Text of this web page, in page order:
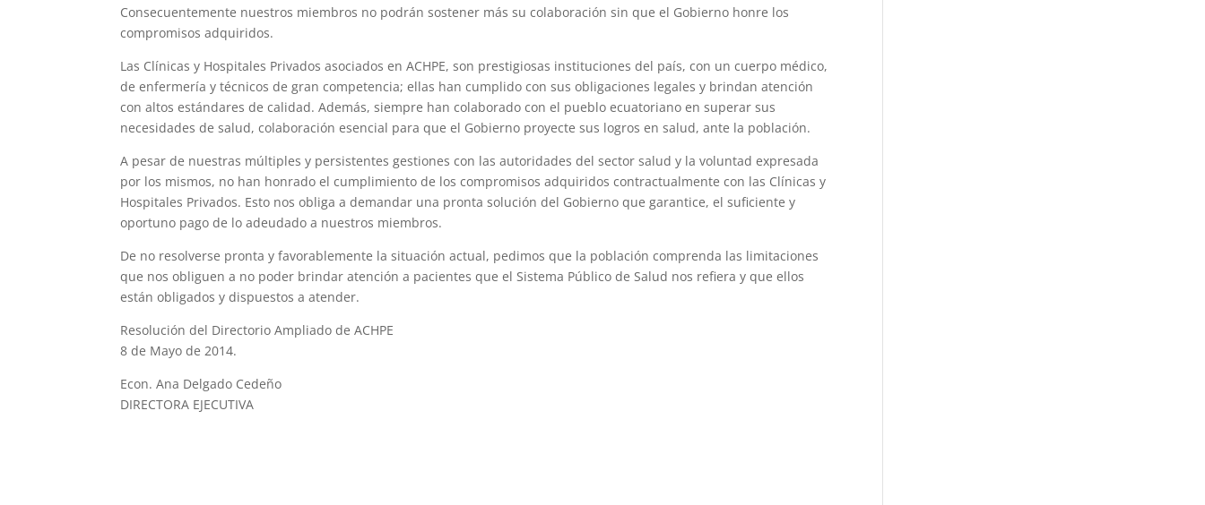
Consecuentemente nuestros miembros no podrán sostener más su colaboración sin que el Gobierno honre los
compromisos adquiridos.
Las Clínicas y Hospitales Privados asociados en ACHPE, son prestigiosas instituciones del país, con un cuerpo médico,
de enfermería y técnicos de gran competencia; ellas han cumplido con sus obligaciones legales y brindan atención
con altos estándares de calidad. Además, siempre han colaborado con el pueblo ecuatoriano en superar sus
necesidades de salud, colaboración esencial para que el Gobierno proyecte sus logros en salud, ante la población.
A pesar de nuestras múltiples y persistentes gestiones con las autoridades del sector salud y la voluntad expresada
por los mismos, no han honrado el cumplimiento de los compromisos adquiridos contractualmente con las Clínicas y
Hospitales Privados. Esto nos obliga a demandar una pronta solución del Gobierno que garantice, el suficiente y
oportuno pago de lo adeudado a nuestros miembros.
De no resolverse pronta y favorablemente la situación actual, pedimos que la población comprenda las limitaciones
que nos obliguen a no poder brindar atención a pacientes que el Sistema Público de Salud nos refiera y que ellos
están obligados y dispuestos a atender.
Resolución del Directorio Ampliado de ACHPE
8 de Mayo de 2014.
Econ. Ana Delgado Cedeño
DIRECTORA EJECUTIVA